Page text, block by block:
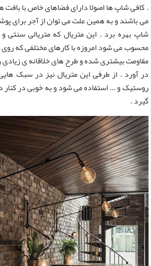
. کافی شاپ ها اصولا دارای فضاهای خاص با
می باشند و به همین علت می توان از آجر برای
شاپ بهره برد . این متریال که متریالی سنتی
محسوب می شود امروزه با کارهای مختلفی که
مقاومت بیشتری شده و طرح های خلاقانه ی زیادی
در آورد . از طرفی این متریال نیز در سبک
روستیک و ... استفاده می شود و به خوبی در کنار
گیرد .